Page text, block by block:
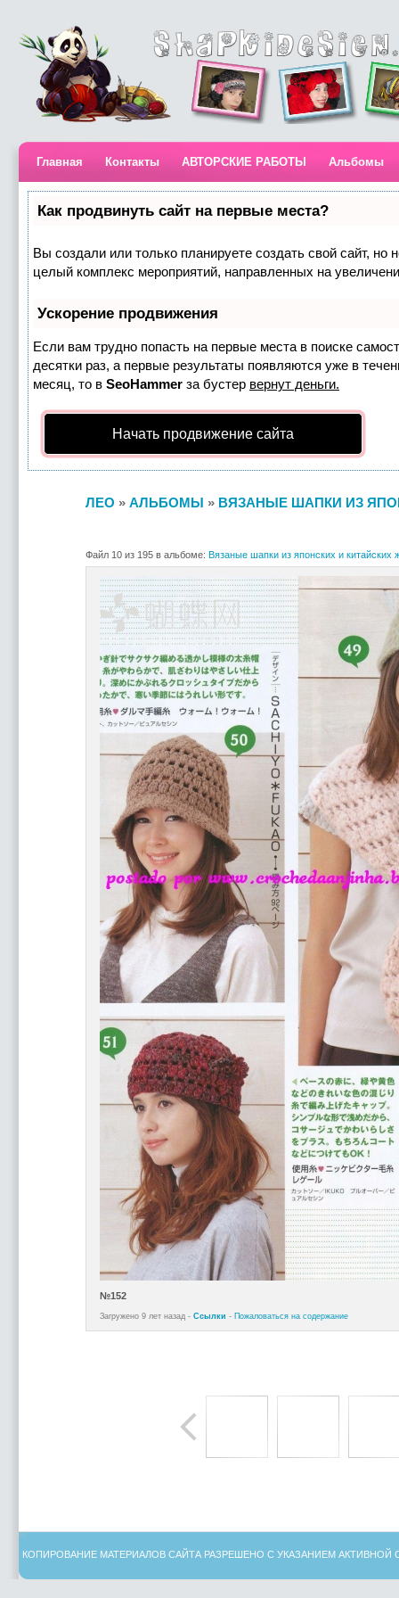
Главная Контакты АВТОРСКИЕ РАБОТЫ Альбомы
Как продвинуть сайт на первые места?
Вы создали или только планируете создать свой сайт, но
целый комплекс мероприятий, направленных на
Ускорение продвижения
Если вам трудно попасть на первые места в поиске
десятки раз, а первые результаты появляются уже в
месяц, то в SeoHammer за бустер вернут деньги.
Начать продвижение сайта
ЛЕО » АЛЬБОМЫ » ВЯЗАНЫЕ ШАПКИ ИЗ
Файл 10 из 195 в альбоме: Вязаные шапки из японских и китайских
№152
Загружено 9 лет назад - Ссылки - Пожаловаться на содержание
КОПИРОВАНИЕ МАТЕРИАЛОВ САЙТА РАЗРЕШЕНО С УКАЗАНИЕМ АКТИВНОЙ